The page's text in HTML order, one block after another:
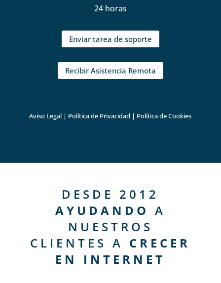
24 horas
Envíar tarea de soporte
Recibir Asistencia Remota
Aviso Legal | Política de Privacidad | Política de Cookies
DESDE 2012
AYUDANDO A
NUESTROS
CLIENTES A CRECER
EN INTERNET